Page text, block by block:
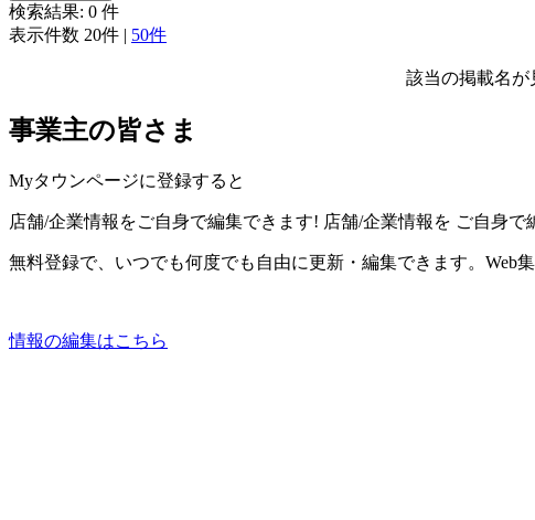
検索結果: 0 件
表示件数 20件 | 50件
該当の掲載名が
事業主の皆さま
Myタウンページに登録すると
店舗/企業情報をご自身で編集できます! 店舗/企業情報を ご自身で
無料登録で、いつでも何度でも自由に更新・編集できます。Web
情報の編集はこちら